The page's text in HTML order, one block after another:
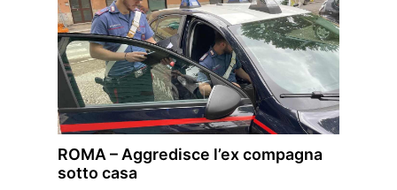
ROMA – Aggredisce l’ex compagna
sotto casa